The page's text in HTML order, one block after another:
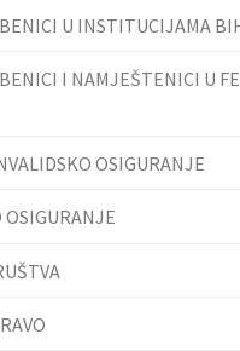
U INSTITUCIJAMA
I NAMJEŠTENICI U
OSIGURANJE
OSIGURANJE